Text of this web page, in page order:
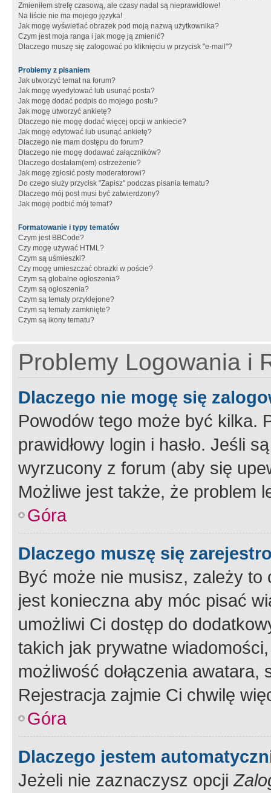
Zmieniłem strefę czasową, ale czasy nadal są nieprawidłowe!
Na liście nie ma mojego języka!
Jak mogę wyświetlać obrazek pod moją nazwą użytkownika?
Czym jest moja ranga i jak mogę ją zmienić?
Dlaczego muszę się zalogować po kliknięciu w przycisk "e-mail"?
Problemy z pisaniem
Jak utworzyć temat na forum?
Jak mogę wyedytować lub usunąć posta?
Jak mogę dodać podpis do mojego postu?
Jak mogę utworzyć ankietę?
Dlaczego nie mogę dodać więcej opcji w ankiecie?
Jak mogę edytować lub usunąć ankietę?
Dlaczego nie mam dostępu do forum?
Dlaczego nie mogę dodawać załączników?
Dlaczego dostałam(em) ostrzeżenie?
Jak mogę zgłosić posty moderatorowi?
Do czego służy przycisk "Zapisz" podczas pisania tematu?
Dlaczego mój post musi być zatwierdzony?
Jak mogę podbić mój temat?
Formatowanie i typy tematów
Czym jest BBCode?
Czy mogę używać HTML?
Czym są uśmieszki?
Czy mogę umieszczać obrazki w poście?
Czym są globalne ogłoszenia?
Czym są ogłoszenia?
Czym są tematy przyklejone?
Czym są tematy zamknięte?
Czym są ikony tematu?
Problemy Logowania i
Dlaczego nie mogę się
Powodów tego może być kilka.
prawidłowy login i hasło. Jeśli
wyrzucony z forum (aby się
Możliwe jest także, że problem
Góra
Dlaczego muszę się
Być może nie musisz, zależy
jest konieczna aby móc pisać
umożliwi Ci dostęp do
takich jak prywatne
możliwość dołączenia
Rejestracja zajmie Ci chwilę
Góra
Dlaczego jestem
Jeżeli nie zaznaczysz opcji